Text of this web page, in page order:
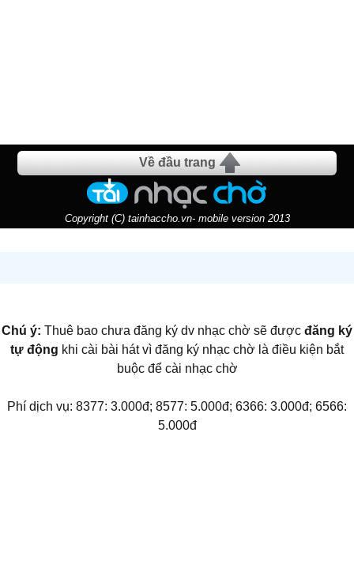
Về đầu trang
Copyright (C) tainhaccho.vn- mobile version 2013
Chú ý: Thuê bao chưa đăng ký dv nhạc chờ sẽ được đăng ký
tự động khi cài bài hát vì đăng ký nhạc chờ là điều kiện bắt
buộc để cài nhạc chờ
Phí dịch vụ: 8377: 3.000đ; 8577: 5.000đ; 6366: 3.000đ; 6566:
5.000đ